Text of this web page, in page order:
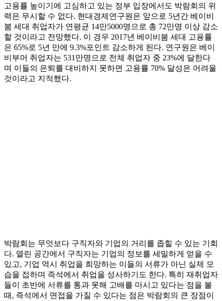
고용률 높이기에 고심하고 있는 정부 입장에서도 박람회의 위
력은 무시할 수 없다. 현대경제연구원은 앞으로 5년간 베이비
붐 세대 취업자가 연평균 14만5000명으로 총 72만명 이상 감소
할 것이라고 전망했다. 이 경우 2017년 베이비붐 세대 고용률
은 65%로 5년 만에 9.3%포인트 감소하게 된다. 연구원은 베이
비부머 취업자는 531만명으로 전체 취업자 중 23%에 달한다
며 이들의 은퇴를 대비하지 못하면 고용률 70% 달성은 어려울
것이라고 지적했다.
박람회는 무엇보다 구직자와 기업의 거리를 좁힐 수 있는 기회
다. 열린 공간에서 구직자는 기업의 정보를 세밀하게 얻을 수
있고, 기업 역시 취업을 희망하는 이들의 서류가 아닌 실제 모
습을 접하며 즉석에서 취업을 성사하기도 한다. 특히 재취업자
들이 초반에 서류를 통과 못해 고배를 마시고 있다는 점을 볼
때, 즉석에서 면접을 가질 수 있다는 점은 박람회의 큰 장점이